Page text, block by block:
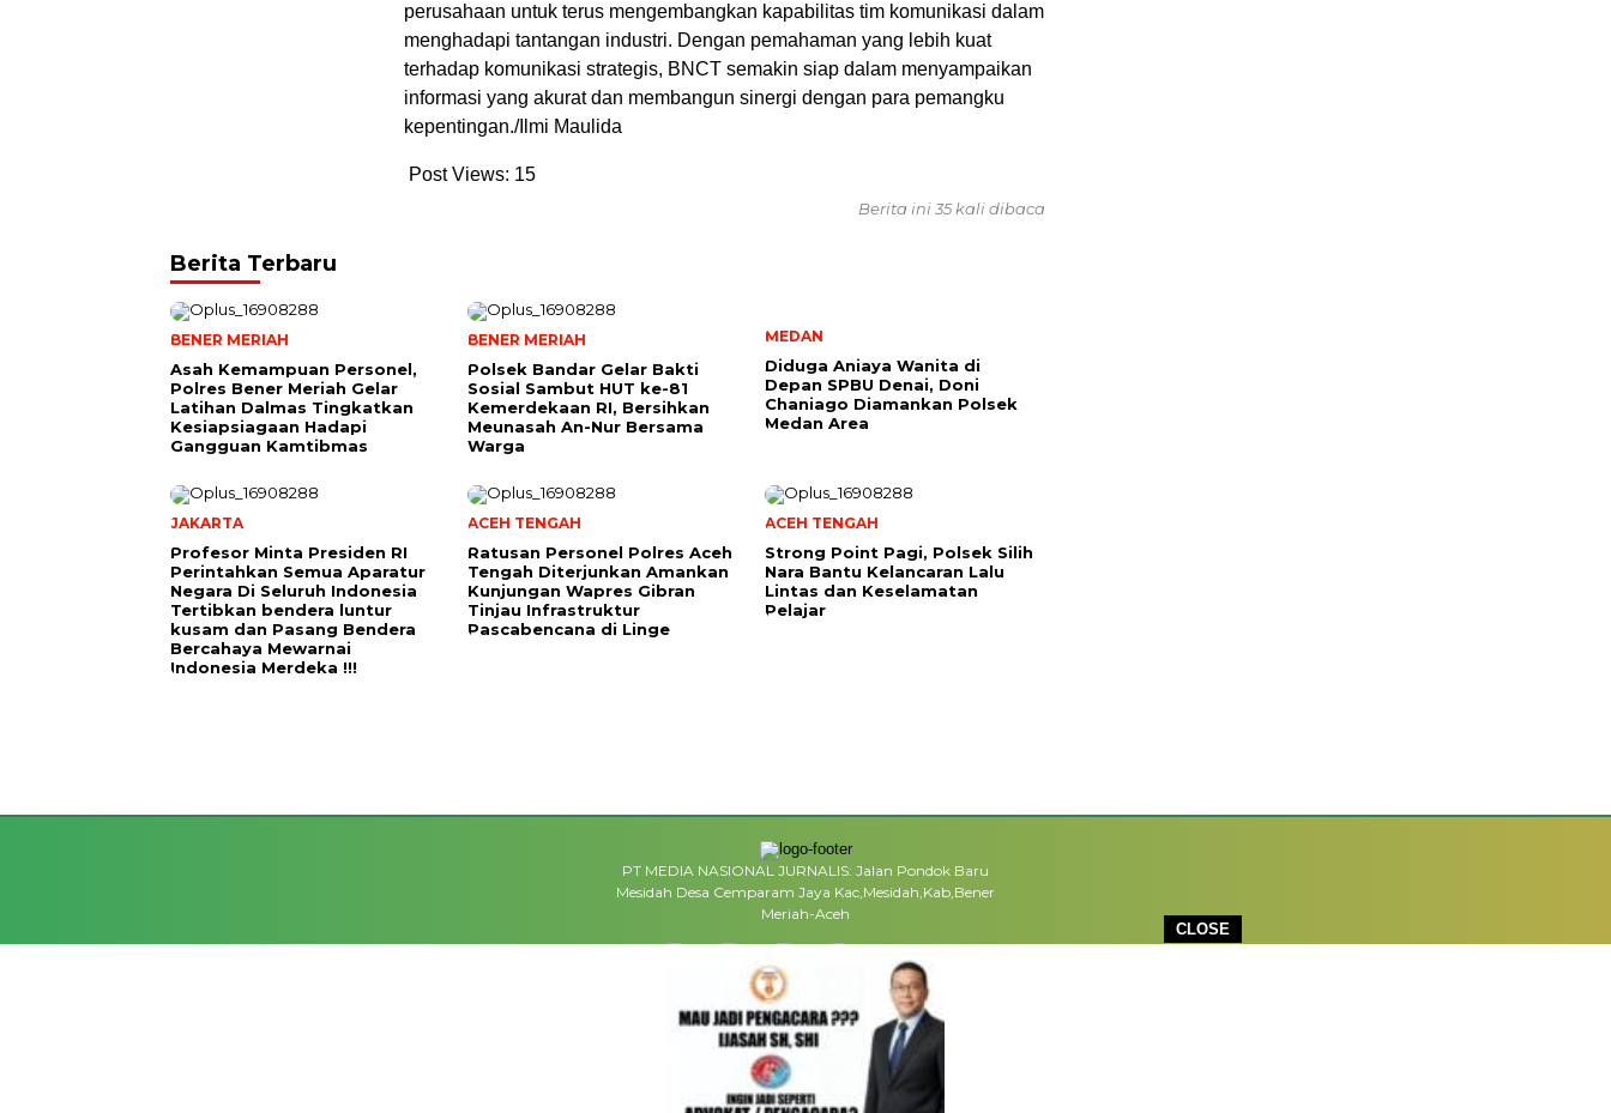
CLOSE
perusahaan untuk terus mengembangkan kapabilitas tim komunikasi dalam
menghadapi tantangan industri. Dengan pemahaman yang lebih kuat
terhadap komunikasi strategis, BNCT semakin siap dalam menyampaikan
informasi yang akurat dan membangun sinergi dengan para pemangku
kepentingan./Ilmi Maulida
Post Views: 15
Berita ini 35 kali dibaca
Berita Terbaru
BENER MERIAH
Asah Kemampuan Personel,
Polres Bener Meriah Gelar
Latihan Dalmas Tingkatkan
Kesiapsiagaan Hadapi
Gangguan Kamtibmas
BENER MERIAH
Polsek Bandar Gelar Bakti
Sosial Sambut HUT ke-81
Kemerdekaan RI, Bersihkan
Meunasah An-Nur Bersama
Warga
MEDAN
Diduga Aniaya Wanita di
Depan SPBU Denai, Doni
Chaniago Diamankan Polsek
Medan Area
JAKARTA
Profesor Minta Presiden RI
Perintahkan Semua Aparatur
Negara Di Seluruh Indonesia
Tertibkan bendera luntur
kusam dan Pasang Bendera
Bercahaya Mewarnai
Indonesia Merdeka !!!
ACEH TENGAH
Ratusan Personel Polres Aceh
Tengah Diterjunkan Amankan
Kunjungan Wapres Gibran
Tinjau Infrastruktur
Pascabencana di Linge
ACEH TENGAH
Strong Point Pagi, Polsek Silih
Nara Bantu Kelancaran Lalu
Lintas dan Keselamatan
Pelajar
PT MEDIA NASIONAL JURNALIS: Jalan Pondok Baru
Mesidah Desa Cemparam Jaya Kac,Mesidah,Kab,Bener
Meriah-Aceh
MEDIA NETWORK
google.co.id instagram.com web.whatsapp.com